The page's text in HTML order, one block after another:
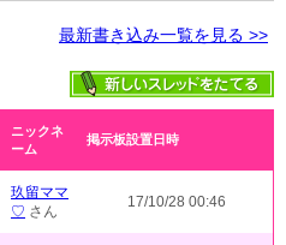
最新書き込み一覧を見る >>
ニックネ
ーム
掲示板設置日時
玖留ママ
♡ さん
17/10/28 00:46